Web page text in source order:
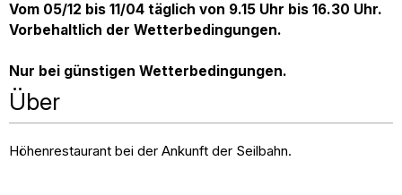
Vom 05/12 bis 11/04 täglich von 9.15 Uhr bis 16.30 Uhr.
Vorbehaltlich der Wetterbedingungen.
Nur bei günstigen Wetterbedingungen.
Über
Höhenrestaurant bei der Ankunft der Seilbahn.